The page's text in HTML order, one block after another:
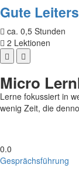
Gute
ca. 0,5 Stunden
2 Lektionen
Micro
Lerne fokussiert in
wenig Zeit, die
0.0
Gesprächsführung